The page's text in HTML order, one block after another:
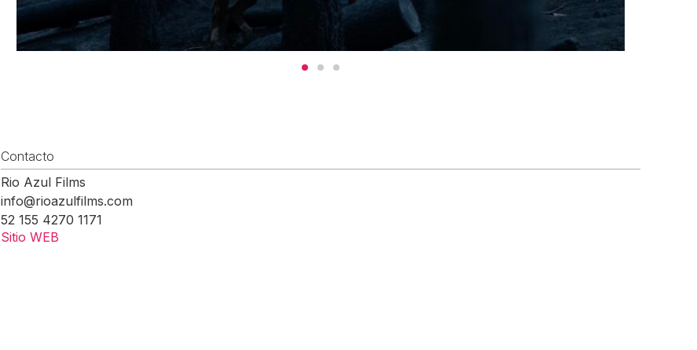
Contacto
Rio Azul Films
info@rioazulfilms.com
52 155 4270 1171
Sitio WEB